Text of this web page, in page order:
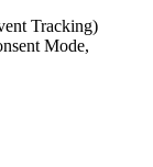
Tracking)
Mode,